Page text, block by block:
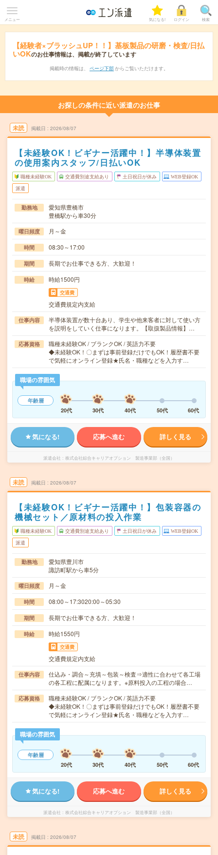
メニュー 気になる! ログイン 検索
【経験者×ブラッシュUP！！】基板製品の研磨・検査/日払
いOKのお仕事情報は、掲載が終了しています
掲載時の情報は、 ページ下部 からご覧いただけます。
お探しの条件に近い派遣のお仕事
未読 掲載日 2026/08/07
【未経験OK！ビギナー活躍中！】半導体装置
の使用案内スタッフ/日払いOK
職種未経験OK 交通費別途支給あり 土日祝日が休み WEB登録OK
派遣
勤務地
愛知県豊橋市
豊橋駅から車30分
曜日頻度 月～金
時間 08:30～17:00
期間 長期でお仕事できる方、大歓迎！
時給 時給1500円
交通費
交通費規定内支給
仕事内容
半導体装置が数十台あり、学生や他来客者に対して使い方
を説明をしていく仕事になります。【取扱製品情報】…
応募資格
職種未経験OK / ブランクOK / 英語力不要
◆未経験OK！〇まずは事前登録だけでもOK！履歴書不要
で気軽にオンライン登録★氏名・職種などを入力す…
職場の雰囲気
年齢層
20代
30代 40代 50代 60代
気になる! 応募へ進む 詳しく見る
派遣会社 株式会社綜合キャリアオプション 製造事業部（全国）
未読 掲載日 2026/08/07
【未経験OK！ビギナー活躍中！】包装容器の
機械セット／原材料の投入作業
職種未経験OK 交通費別途支給あり 土日祝日が休み WEB登録OK
派遣
勤務地
愛知県豊川市
諏訪町駅から車5分
曜日頻度 月～金
時間 08:00～17:3020:00～05:30
期間 長期でお仕事できる方、大歓迎！
時給 時給1550円
交通費
交通費規定内支給
仕事内容
仕込み・調合～充填～包装～検査⇒適性に合わせて各工場
の各工程に配属になります。※原料投入の工程の場合…
応募資格
職種未経験OK / ブランクOK / 英語力不要
◆未経験OK！〇まずは事前登録だけでもOK！履歴書不要
で気軽にオンライン登録★氏名・職種などを入力す…
職場の雰囲気
年齢層
20代
30代 40代 50代 60代
気になる! 応募へ進む 詳しく見る
派遣会社 株式会社綜合キャリアオプション 製造事業部（全国）
未読 掲載日 2026/08/07